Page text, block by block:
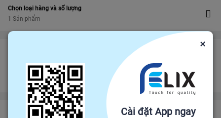
Chọn loại hàng và số lượng
1 Sản phẩm
Đảm bảo gửi hàng đúng hạn
Chính sách hoàn tiền
ĐÁ PHONG THUỶ - GỖ HOÁ THẠCH HOÀNG MINH GIA LAI
×
Cài đặt App ngay